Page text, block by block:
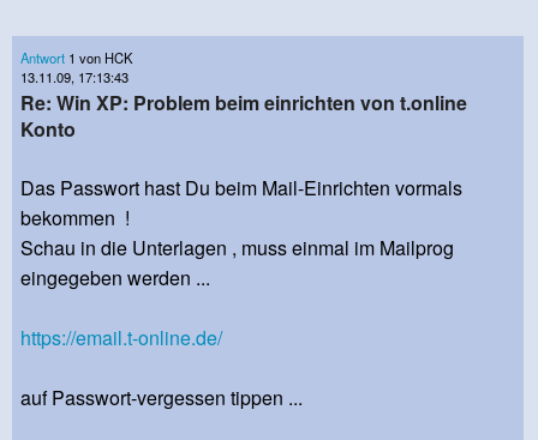
Antwort 1 von HCK
13.11.09, 17:13:43
Re: Win XP: Problem beim einrichten von t.online
Konto
Das Passwort hast Du beim Mail-Einrichten vormals
bekommen !
Schau in die Unterlagen , muss einmal im Mailprog
eingegeben werden ...
https://email.t-online.de/
auf Passwort-vergessen tippen ...